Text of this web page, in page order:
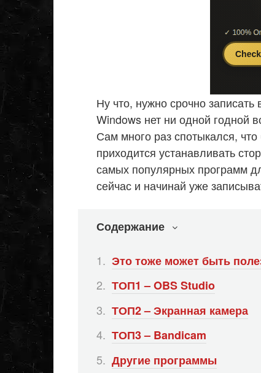
Ну что, нужно срочно
Windows нет ни одной годной
Сам много раз спотыкался,
приходится устанавливать
самых популярных программ
сейчас и начинай уже
Содержание
Это тоже может быть
ТОП1 – OBS Studio
ТОП2 – Экранная камера
ТОП3 – Bandicam
Другие программы